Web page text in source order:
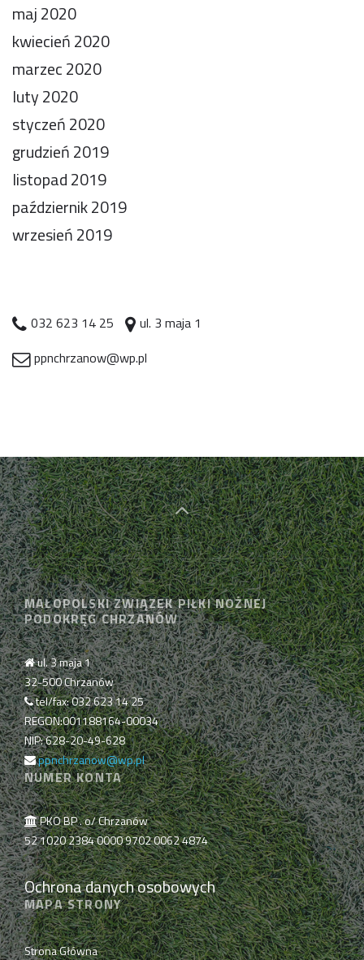
maj 2020
kwiecień 2020
marzec 2020
luty 2020
styczeń 2020
grudzień 2019
listopad 2019
październik 2019
wrzesień 2019
032 623 14 25
ul. 3 maja 1
ppnchrzanow@wp.pl
MAŁOPOLSKI ZWIĄZEK PIŁKI NOŻNEJ
PODOKRĘG CHRZANÓW
ul. 3 maja 1
32-500 Chrzanów
tel/fax: 032 623 14 25
REGON:001188164-00034
NIP: 628-20-49-628
ppnchrzanow@wp.pl
NUMER KONTA
PKO BP . o/ Chrzanów
52 1020 2384 0000 9702 0062 4874
Ochrona danych osobowych
MAPA STRONY
Strona Główna